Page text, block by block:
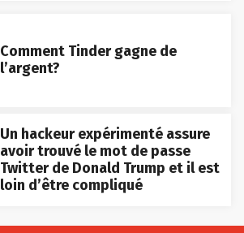
Comment Tinder gagne de
l’argent?
Un hackeur expérimenté assure
avoir trouvé le mot de passe
Twitter de Donald Trump et il est
loin d’être compliqué